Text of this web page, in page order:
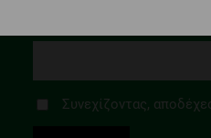
Συνεχίζοντας,